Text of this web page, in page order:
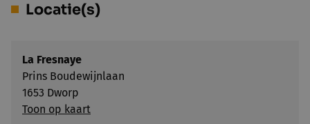
Locatie(s)
La Fresnaye
Prins Boudewijnlaan
1653 Dworp
Toon op kaart